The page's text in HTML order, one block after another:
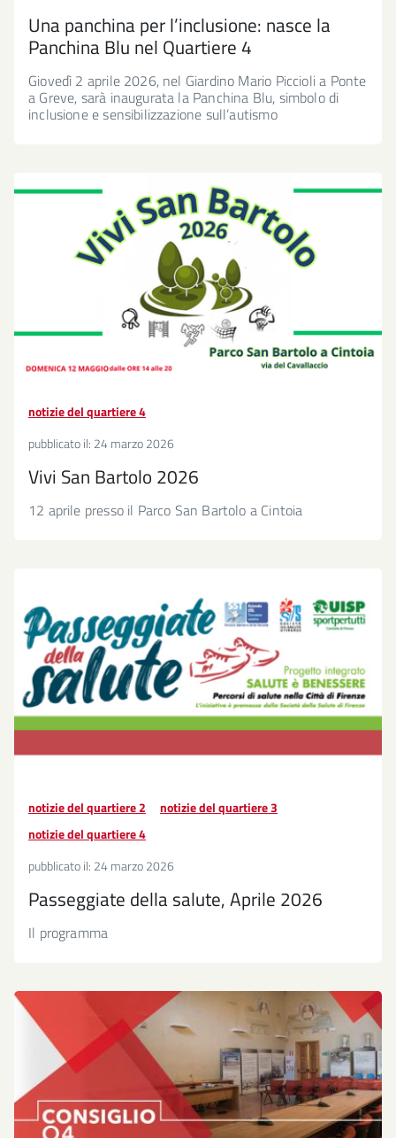
Una panchina per l’inclusione: nasce la
Panchina Blu nel Quartiere 4
Giovedì 2 aprile 2026, nel Giardino Mario Piccioli a Ponte
a Greve, sarà inaugurata la Panchina Blu, simbolo di
inclusione e sensibilizzazione sull’autismo
notizie del quartiere 4
pubblicato il: 24 marzo 2026
Vivi San Bartolo 2026
12 aprile presso il Parco San Bartolo a Cintoia
notizie del quartiere 2
notizie del quartiere 3
notizie del quartiere 4
pubblicato il: 24 marzo 2026
Passeggiate della salute, Aprile 2026
Il programma